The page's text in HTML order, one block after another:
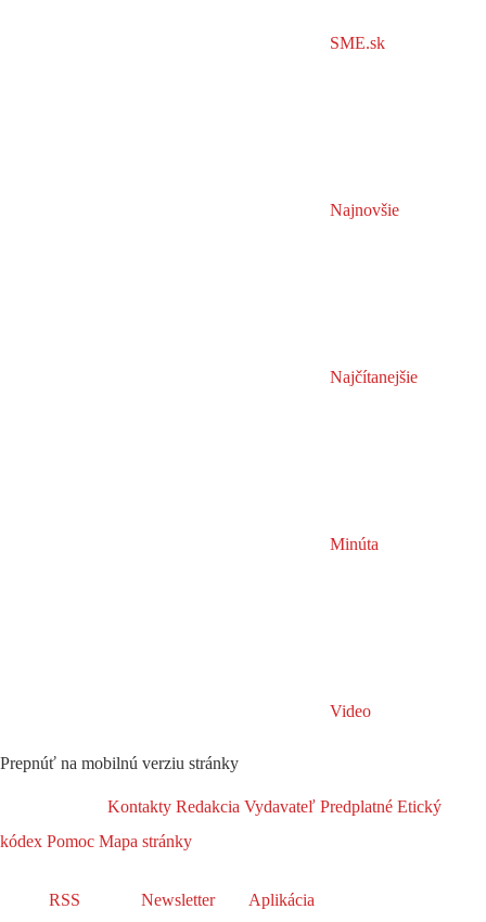
SME.sk
Najnovšie
Najčítanejšie
Minúta
Video
Prepnúť na mobilnú verziu stránky
Kontakty Redakcia Vydavateľ Predplatné Etický
kódex Pomoc Mapa stránky
RSS Newsletter Aplikácia